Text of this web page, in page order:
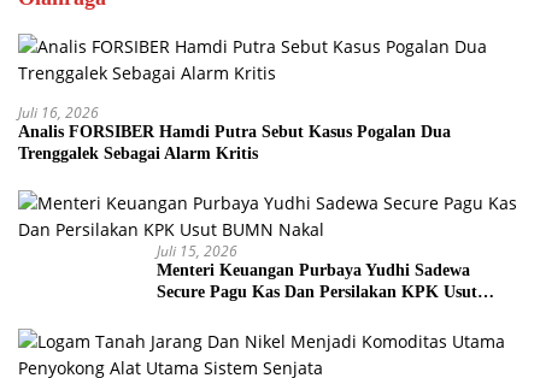
Juli 16, 2026
Analis FORSIBER Hamdi Putra Sebut Kasus Pogalan Dua
Trenggalek Sebagai Alarm Kritis
Juli 15, 2026
Menteri Keuangan Purbaya Yudhi Sadewa
Secure Pagu Kas Dan Persilakan KPK Usut